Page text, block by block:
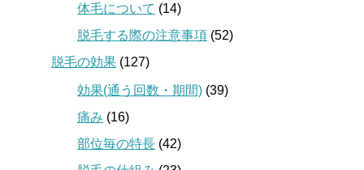
体毛について (14)
脱毛する際の注意事項 (52)
脱毛の効果 (127)
効果(通う回数・期間) (39)
痛み (16)
部位毎の特長 (42)